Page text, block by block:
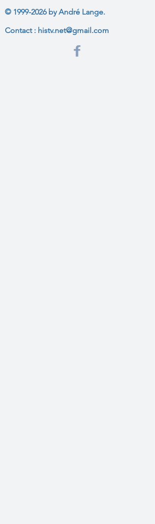
© 1999-2026by André Lange.
Contact : histv.net@gmail.com